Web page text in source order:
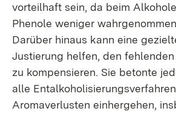
vorteilhaft sein, da beim
Phenole weniger
Darüber hinaus kann eine
Justierung helfen, den
zu kompensieren. Sie betonte
alle
Aromaverlusten einhergehen,